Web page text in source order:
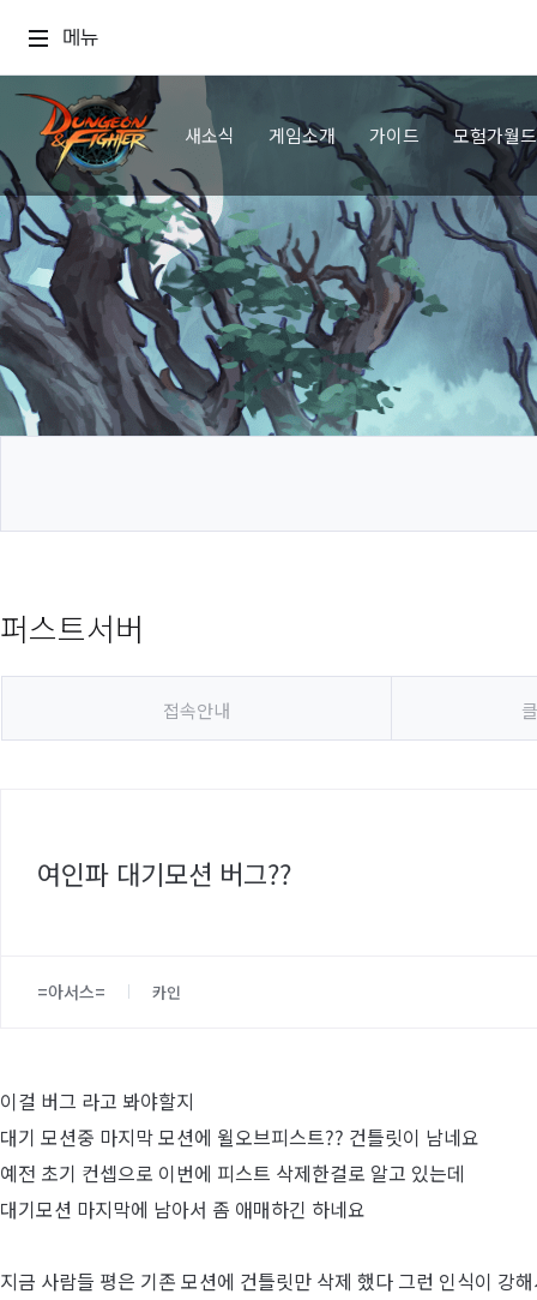
메뉴
새소식 게임소개 가이드 모험가월드
퍼스트서버
접속안내
여인파 대기모션 버그??
=아서스= 카인
이걸 버그 라고 봐야할지
대기 모션중 마지막 모션에 윌오브피스트?? 건틀릿이 남네요
예전 초기 컨셉으로 이번에 피스트 삭제한걸로 알고 있는데
대기모션 마지막에 남아서 좀 애매하긴 하네요
지금 사람들 평은 기존 모션에 건틀릿만 삭제 했다 그런 인식이 강